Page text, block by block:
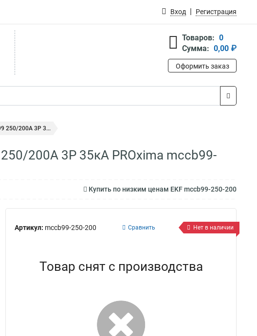
Вход Регистрация
Товаров: 0
Сумма: 0,00 ₽
Оформить заказ
250/200А 3P 3...
200А 3P 35кА PROxima mccb99-
Купить по низким ценам EKF mccb99-250-200
Артикул: mccb99-250-200 Сравнить Нет в наличии
Товар снят с производства